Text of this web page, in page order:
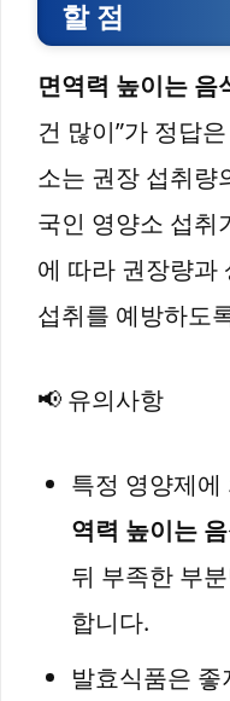
할 점
면역력 높이는 음
건 많이”가 정답
소는 권장 섭취량
국인 영양소 섭취
에 따라 권장량과
섭취를 예방하도
📢 유의사항
특정 영양제
역력 높이는
뒤 부족한 부
합니다.
발효식품은